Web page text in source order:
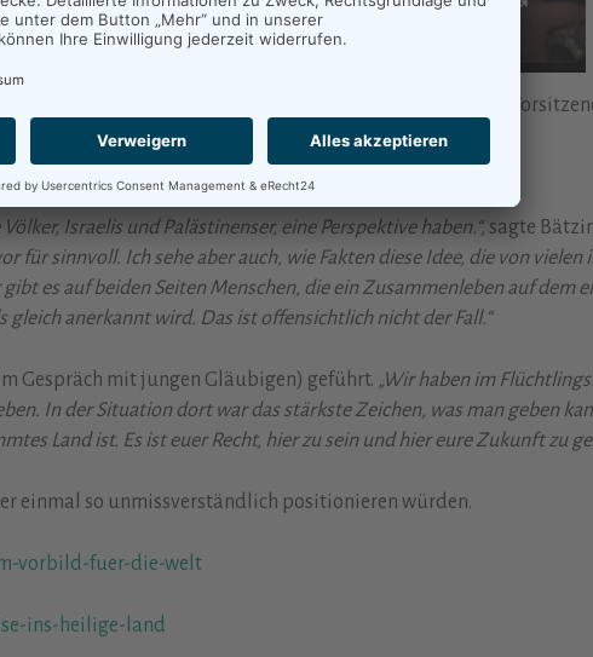
äußerte sich Georg Bätzing in klaren Worten. Der
vorbeiführe:
Israelis und Palästinenser, eine Perspektive haben.“, sagte
für sinnvoll. Ich sehe aber auch, wie Fakten diese Idee, die von
es auf beiden Seiten Menschen, die ein Zusammenleben auf dem
gleich anerkannt wird. Das ist offensichtlich nicht der Fall.“
Gespräch mit jungen Gläubigen) geführt. „Wir haben im
In der Situation dort war das stärkste Zeichen, was man geben
Land ist. Es ist euer Recht, hier zu sein und hier eure Zukunft zu
einmal so unmissverständlich positionieren würden.
vorbild-fuer-die-welt
ins-heilige-land